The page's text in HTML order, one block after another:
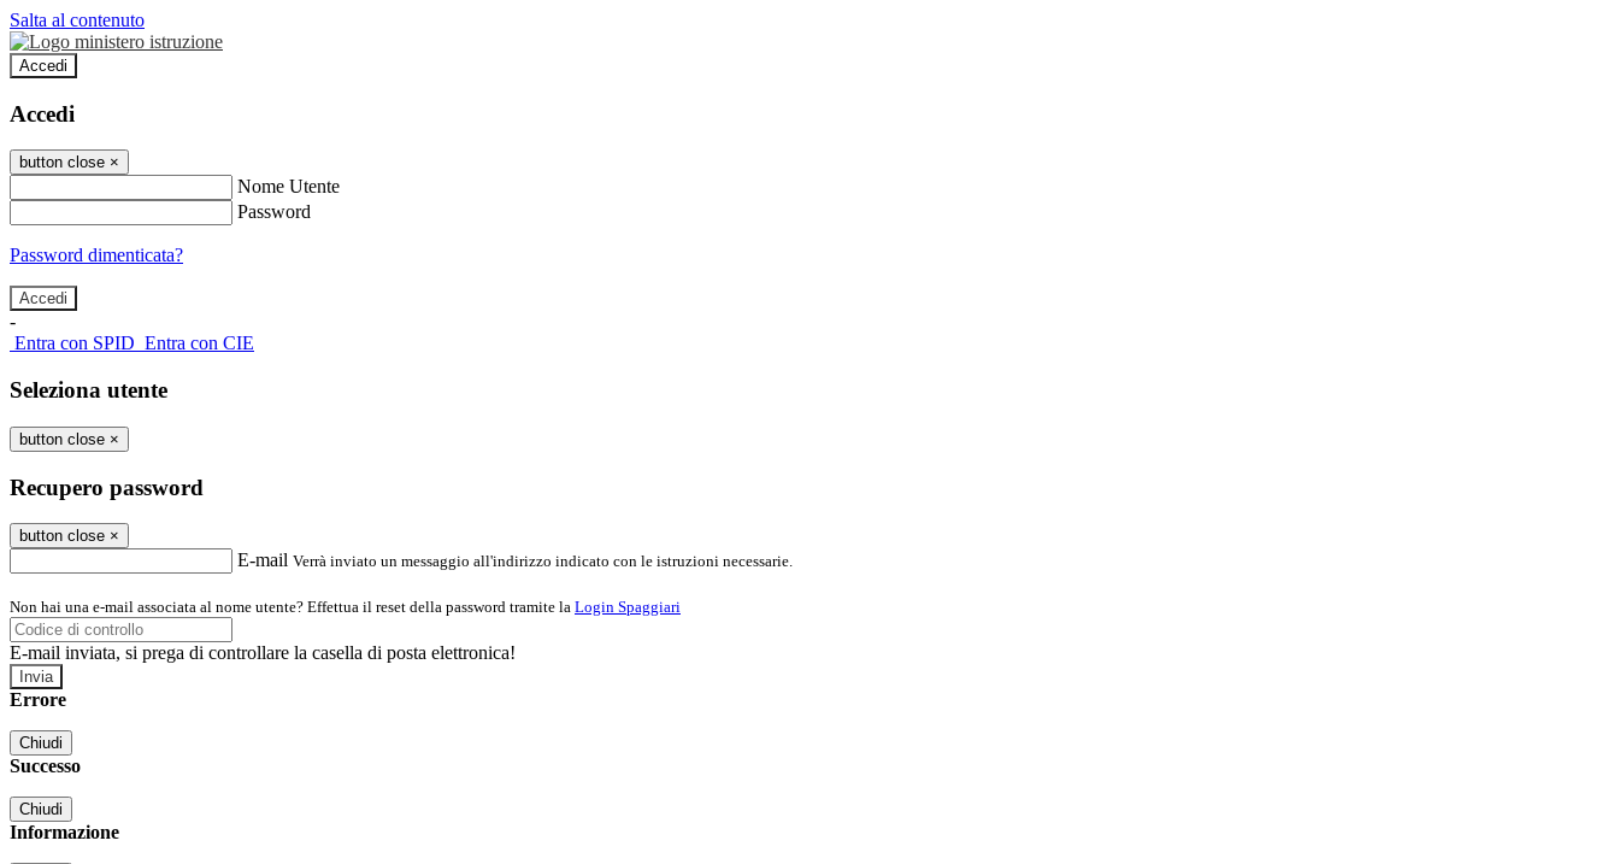
Salta al contenuto
Accedi
Accedi
button close ×
Nome Utente
Password
Password dimenticata?
-
Entra con SPID Entra con CIE
Seleziona utente
button close ×
Recupero password
button close ×
E-mail Verrà inviato un messaggio all'indirizzo indicato con le istruzioni necessarie.
Non hai una e-mail associata al nome utente? Effettua il reset della password tramite la Login Spaggiari
E-mail inviata, si prega di controllare la casella di posta elettronica!
Errore
Chiudi
Successo
Chiudi
Informazione